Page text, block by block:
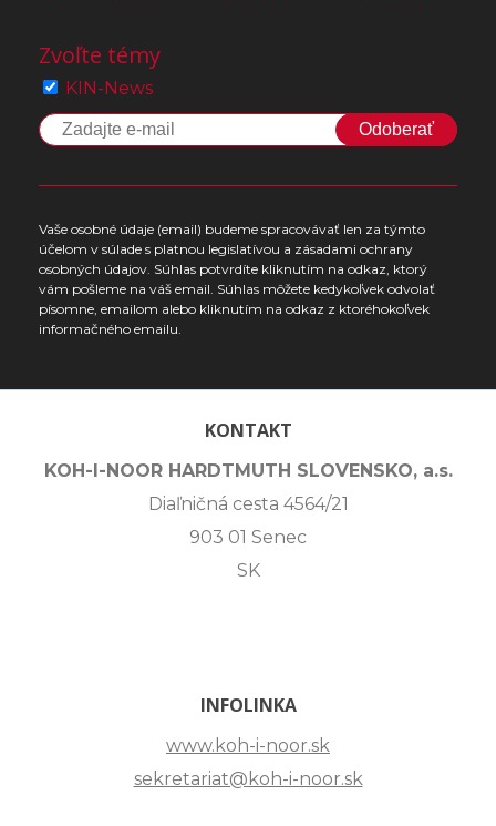
Zvoľte témy
KIN-News
Odoberať
Vaše osobné údaje (email) budeme spracovávať len za týmto
účelom v súlade s platnou legislatívou a zásadami ochrany
osobných údajov. Súhlas potvrdíte kliknutím na odkaz, ktorý
vám pošleme na váš email. Súhlas môžete kedykoľvek odvolať
písomne, emailom alebo kliknutím na odkaz z ktoréhokoľvek
informačného emailu.
KONTAKT
KOH-I-NOOR HARDTMUTH SLOVENSKO, a.s.
Diaľničná cesta 4564/21
903 01 Senec
SK
INFOLINKA
www.koh-i-noor.sk
sekretariat@koh-i-noor.sk